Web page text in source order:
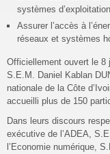
systèmes
Assurer l’accès à
réseaux et systèmes
Officiellement ouvert le 8
S.E.M. Daniel Kablan
nationale de la Côte
accueilli plus de 150
Dans leurs discours
exécutive de l’ADEA,
l’Economie numérique,